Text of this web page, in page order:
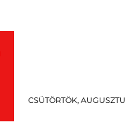
CSÜTÖRTÖK,